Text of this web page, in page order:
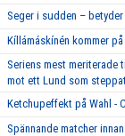
Seger i sudden –
Kíllámáskínén kommer
Seriens mest meriterade
mot ett Lund som
Ketchupeffekt på Wahl -
Spännande matcher